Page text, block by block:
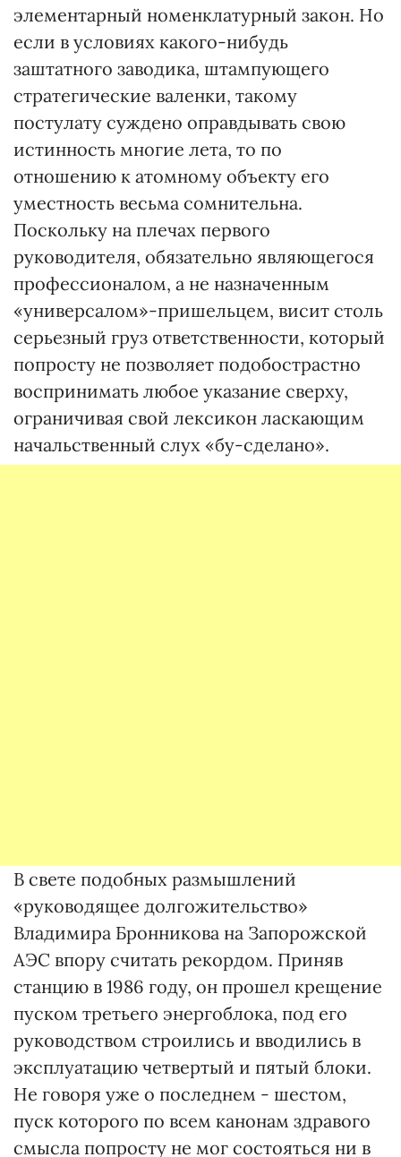
элементарный номенклатурный закон. Но
если в условиях какого-нибудь
заштатного заводика, штампующего
стратегические валенки, такому
постулату суждено оправдывать свою
истинность многие лета, то по
отношению к атомному объекту его
уместность весьма сомнительна.
Поскольку на плечах первого
руководителя, обязательно являющегося
профессионалом, а не назначенным
«универсалом»-пришельцем, висит столь
серьезный груз ответственности, который
попросту не позволяет подобострастно
воспринимать любое указание сверху,
ограничивая свой лексикон ласкающим
начальственный слух «бу-сделано».
В свете подобных размышлений
«руководящее долгожительство»
Владимира Бронникова на Запорожской
АЭС впору считать рекордом. Приняв
станцию в 1986 году, он прошел крещение
пуском третьего энергоблока, под его
руководством строились и вводились в
эксплуатацию четвертый и пятый блоки.
Не говоря уже о последнем - шестом,
пуск которого по всем канонам здравого
смысла попросту не мог состояться ни в